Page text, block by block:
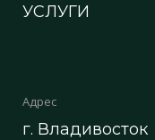
г. Владивосток
Адрес
УСЛУГИ